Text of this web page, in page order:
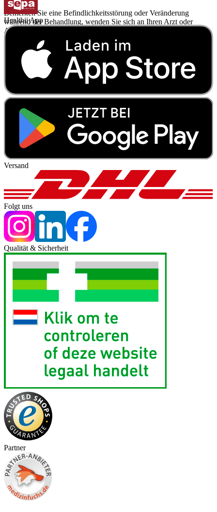
Bemerken Sie eine Befindlichkeitsstörung oder Veränderung
während der Behandlung, wenden Sie sich an Ihren Arzt oder
Apotheker.
Für die Information an dieser Stelle werden vor allem
Nebenwirkungen berücksichtigt, die bei mindestens einem von
1.000 behandelten Patienten auftreten.
Healthii App
Versand
Folgt uns
Qualität & Sicherheit
Partner